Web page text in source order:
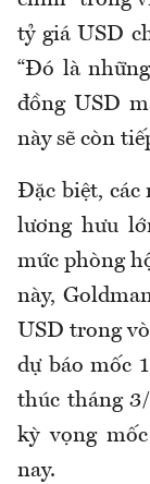
tỷ giá USD
“Đó là
đồng USD
này sẽ còn
Đặc biệt, các
lương hưu
mức phòng
này,
USD trong
dự báo mốc
thúc tháng
kỳ vọng
nay.